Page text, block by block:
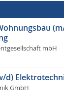
mbH
d)
GmbH